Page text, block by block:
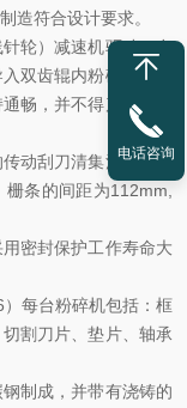
造符合设计要求。
轮）减速机驱动。在
双齿辊内粉碎，被粉
畅，并不得产生任何
动刮刀清集污物或采
栅条的间距为112mm,
密封保护工作寿命大
）每台粉碎机包括：框
割刀片、垫片、轴承
制成，并带有浇铸的
电话咨询